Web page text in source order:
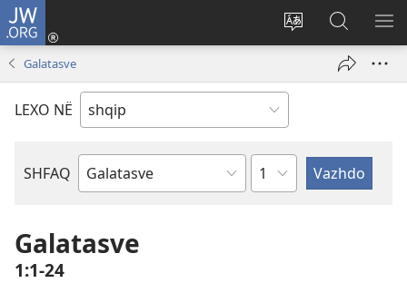
JW.ORG
Ndrysho
Hyr
me
dritare
Kërko
në
JW.ORG
Galatasve
LEXO NË
SHFAQ
Librit
Kapitullit
Galatasve
1:1-24